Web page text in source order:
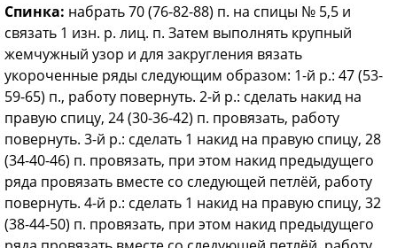
Спинка: набрать 70 (76-82-88) п. на спицы № 5,5 и
связать 1 изн. р. лиц. п. Затем выполнять крупный
жемчужный узор и для закругления вязать
укороченные ряды следующим образом: 1-й р.: 47 (53-
59-65) п., работу повернуть. 2-й р.: сделать накид на
правую спицу, 24 (30-36-42) п. провязать, работу
повернуть. 3-й р.: сделать 1 накид на правую спицу, 28
(34-40-46) п. провязать, при этом накид предыдущего
ряда провязать вместе со следующей петлёй, работу
повернуть. 4-й р.: сделать 1 накид на правую спицу, 32
(38-44-50) п. провязать, при этом накид предыдущего